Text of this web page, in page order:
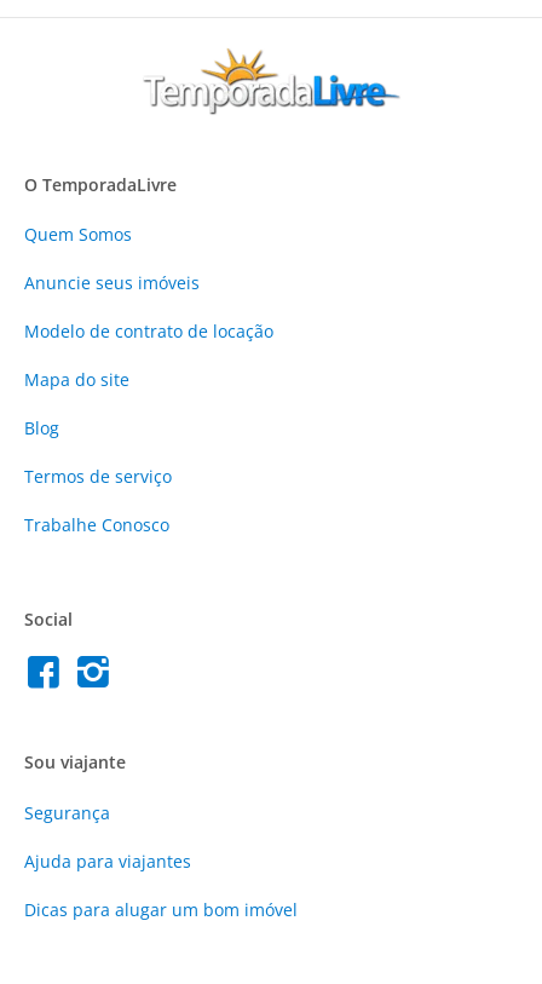
O TemporadaLivre
Quem Somos
Anuncie seus imóveis
Modelo de contrato de locação
Mapa do site
Blog
Termos de serviço
Trabalhe Conosco
Social
Sou viajante
Segurança
Ajuda para viajantes
Dicas para alugar um bom imóvel